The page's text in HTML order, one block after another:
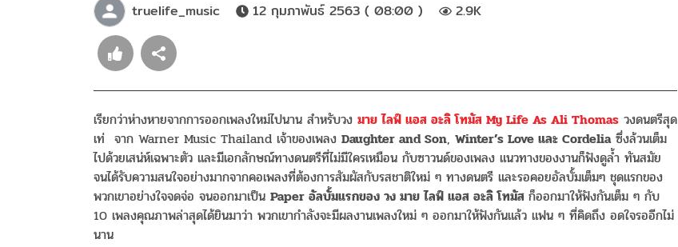
truelife_music 12 กุมภาพันธ์ 2563 ( 08:00 ) 2.9K
เรียกว่าห่างหายจากการออกเพลงใหม่ไปนาน สำหรับวง มาย ไลฟ์ แอส อะลิ โทมัส My Life As Ali Thomas วงดนตรีสุด
เท่ จาก Warner Music Thailand เจ้าของเพลง Daughter and Son, Winter’s Love และ Cordeliaซึ่งล้วนเต็ม
ไปด้วยเสน่ห์เฉพาะตัว และมีเอกลักษณ์ทางดนตรีที่ไม่มีใครเหมือน กับซาวนด์ของเพลง แนวทางของงานก็ฟังดูล้ำ ทันสมัย
จนได้รับความสนใจอย่างมากจากคอเพลงที่ต้องการสัมผัสกับรสชาติใหม่ ๆ ทางดนตรี และรอคอยอัลบั้มเต็มๆ ชุดแรกของ
พวกเขาอย่างใจจดจ่อ จนออกมาเป็น Paper อัลบั้มแรกของ วง มาย ไลฟ์ แอส อะลิ โทมัส ก็ออกมาให้ฟังกันเต็ม ๆ กับ
10 เพลงคุณภาพล่าสุดได้ยินมาว่า พวกเขากำลังจะมีผลงานเพลงใหม่ ๆ ออกมาให้ฟังกันแล้ว แฟน ๆ ที่คิดถึง อดใจรออีกไม่
นาน